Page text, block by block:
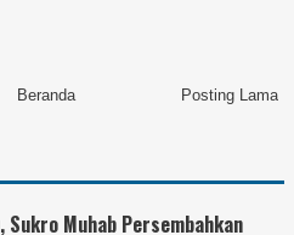
Posting Lama
Beranda
Sukro Muhab Persembahkan